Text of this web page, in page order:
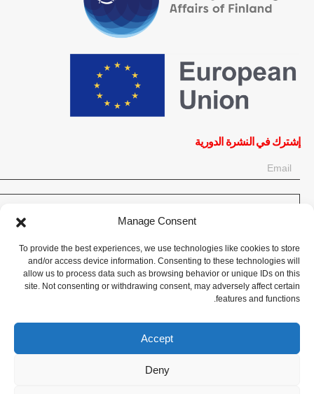
Manage Consent
To provide the best experiences, we use technologies like cookies to store
and/or access device information. Consenting to these technologies will
allow us to process data such as browsing behavior or unique IDs on this
site. Not consenting or withdrawing consent, may adversely affect certain
features and functions.
Accept
Deny
إشترك في النشرة الدورية
على النشرة الإخبارية:
تبرع الآن